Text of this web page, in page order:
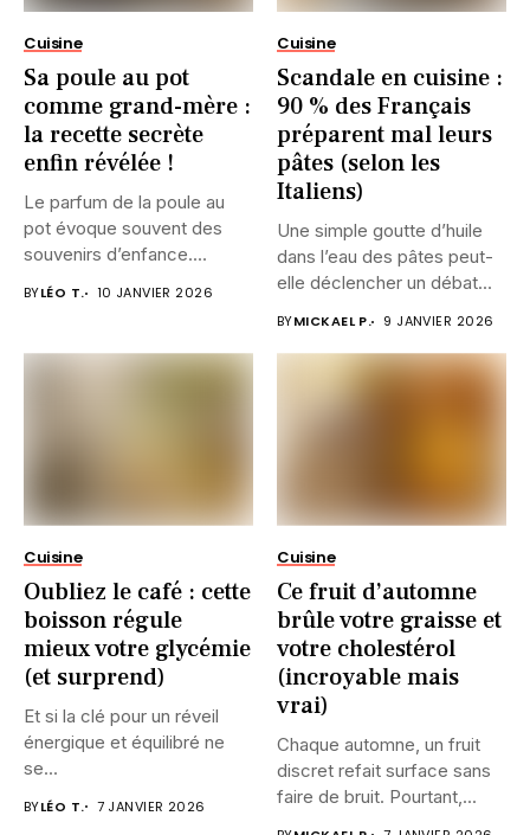
Cuisine
Sa poule au pot
comme grand-mère :
la recette secrète
enfin révélée !
Le parfum de la poule au
pot évoque souvent des
souvenirs d’enfance....
BYLÉO T. 10 JANVIER 2026
Cuisine
Scandale en cuisine :
90 % des Français
préparent mal leurs
pâtes (selon les
Italiens)
Une simple goutte d’huile
dans l’eau des pâtes peut-
elle déclencher un débat...
BYMICKAEL P. 9 JANVIER 2026
Cuisine
Oubliez le café : cette
boisson régule
mieux votre glycémie
(et surprend)
Et si la clé pour un réveil
énergique et équilibré ne
se...
BYLÉO T. 7 JANVIER 2026
Cuisine
Ce fruit d’automne
brûle votre graisse et
votre cholestérol
(incroyable mais
vrai)
Chaque automne, un fruit
discret refait surface sans
faire de bruit. Pourtant,...